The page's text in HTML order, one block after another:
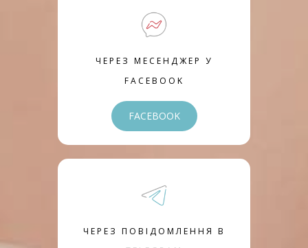
ЧЕРЕЗ МЕСЕНДЖЕР У
FACEBOOK
FACEBOOK
ЧЕРЕЗ ПОВІДОМЛЕННЯ В